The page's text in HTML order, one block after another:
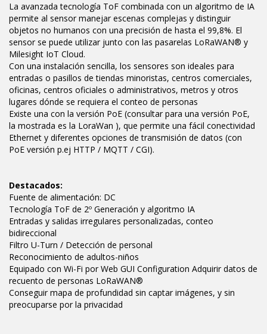
La avanzada tecnología ToF combinada con un algoritmo de IA
permite al sensor manejar escenas complejas y distinguir
objetos no humanos con una precisión de hasta el 99,8%. El
sensor se puede utilizar junto con las pasarelas LoRaWAN® y
Milesight IoT Cloud.
Con una instalación sencilla, los sensores son ideales para
entradas o pasillos de tiendas minoristas, centros comerciales,
oficinas, centros oficiales o administrativos, metros y otros
lugares dónde se requiera el conteo de personas
Existe una con la versión PoE (consultar para una versión PoE,
la mostrada es la LoraWan ), que permite una fácil conectividad
Ethernet y diferentes opciones de transmisión de datos (con
PoE versión p.ej HTTP / MQTT / CGI).
Destacados:
Fuente de alimentación: DC
Tecnología ToF de 2º Generación y algoritmo IA
Entradas y salidas irregulares personalizadas, conteo
bidireccional
Filtro U-Turn / Detección de personal
Reconocimiento de adultos-niños
Equipado con Wi-Fi por Web GUI Configuration Adquirir datos de
recuento de personas LoRaWAN®
Conseguir mapa de profundidad sin captar imágenes, y sin
preocuparse por la privacidad